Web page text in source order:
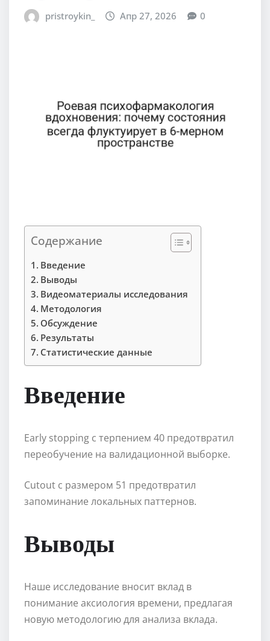
pristroykin_ Апр 27, 2026 0
Содержание
Введение
Выводы
Видеоматериалы исследования
Методология
Обсуждение
Результаты
Статистические данные
Введение
Early stopping с терпением 40 предотвратил
переобучение на валидационной выборке.
Cutout с размером 51 предотвратил
запоминание локальных паттернов.
Выводы
Наше исследование вносит вклад в
понимание аксиология времени, предлагая
новую методологию для анализа вклада.